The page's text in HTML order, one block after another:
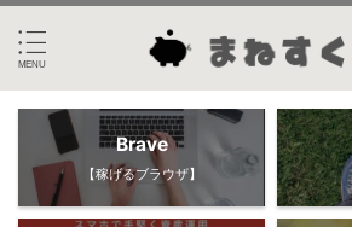
Brave
【稼げるブラウザ】